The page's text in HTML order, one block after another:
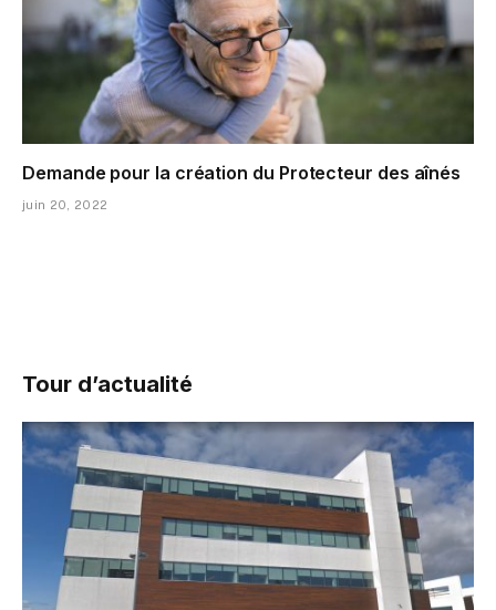
Demande pour la création du Protecteur des aînés
juin 20, 2022
Tour d’actualité